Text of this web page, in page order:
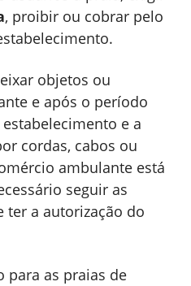
, proibir ou cobrar pelo
objetos ou
e após o período
e a
cordas, cabos ou
ambulante está
seguir as
ter a autorização do
para as praias de